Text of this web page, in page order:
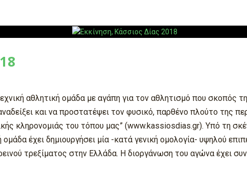
αθλητική ομάδα με αγάπη για τον αθλητισμό που σκοπός
και να προστατέψει τον φυσικό, παρθένο πλούτο της
κληρονομιάς του τόπου μας” (www.kassiosdias.gr). Υπό τη
έχει δημιουργήσει μία -κατά γενική ομολογία- υψηλού
τρεξίματος στην Ελλάδα. Η διοργάνωση του αγώνα έχει